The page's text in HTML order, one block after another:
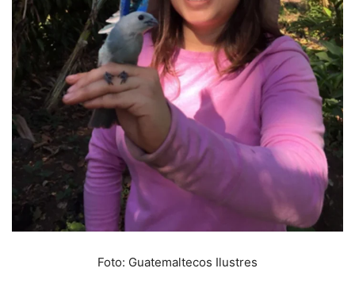
Foto: Guatemaltecos Ilustres